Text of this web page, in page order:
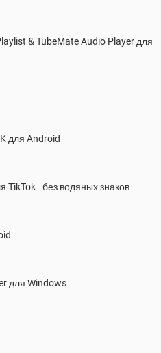
& TubeMate Audio Player для
для Android
TikTok - без водяных знаков
для Windows